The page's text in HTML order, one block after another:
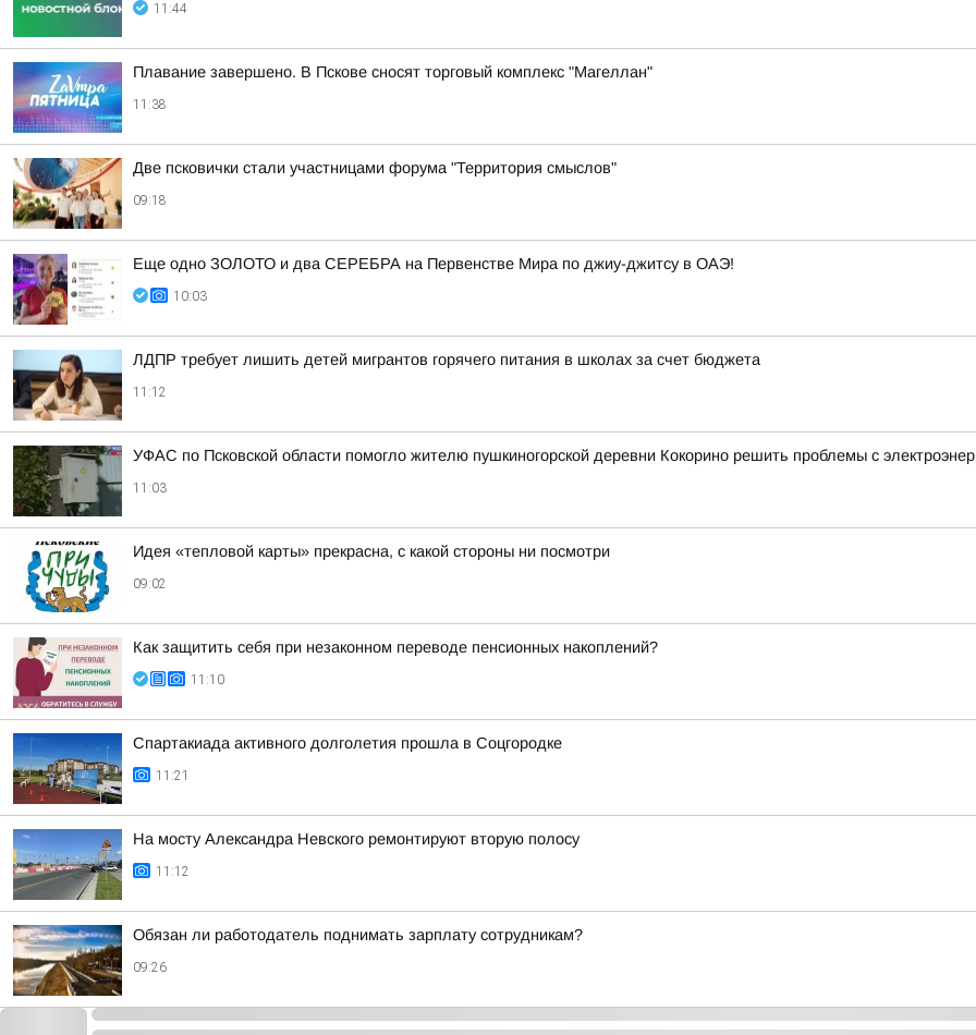
11:44
Плавание завершено. В Пскове сносят торговый комплекс "Магеллан"
11:38
Две псковички стали участницами форума "Территория смыслов"
09:18
Еще одно ЗОЛОТО и два СЕРЕБРА на Первенстве Мира по джиу-джитсу в ОАЭ!
10:03
ЛДПР требует лишить детей мигрантов горячего питания в школах за счет бюджета
11:12
УФАС по Псковской области помогло жителю пушкиногорской деревни Кокорино решить проблемы с
11:03
Идея «тепловой карты» прекрасна, с какой стороны ни посмотри
09:02
Как защитить себя при незаконном переводе пенсионных накоплений?
11:10
Спартакиада активного долголетия прошла в Соцгородке
11:21
На мосту Александра Невского ремонтируют вторую полосу
11:12
Обязан ли работодатель поднимать зарплату сотрудникам?
09:26